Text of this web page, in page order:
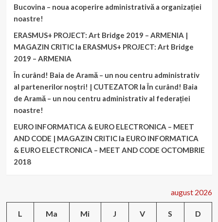
Bucovina – noua acoperire administrativă a organizației
noastre!
ERASMUS+ PROJECT: Art Bridge 2019 – ARMENIA |
MAGAZIN CRITICla ERASMUS+ PROJECT: Art Bridge
2019 – ARMENIA
În curând! Baia de Aramă – un nou centru administrativ
al partenerilor noștri! | CUTEZATOR laÎn curând! Baia
de Aramă – un nou centru administrativ al federației
noastre!
EURO INFORMATICA & EURO ELECTRONICA – MEET
AND CODE | MAGAZIN CRITICla EURO INFORMATICA
& EURO ELECTRONICA – MEET AND CODE OCTOMBRIE
2018
august 2026
L Ma Mi J V S D